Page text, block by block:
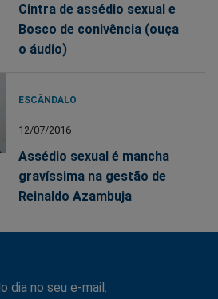
Cintra de assédio sexual e
Bosco de conivência (ouça
o áudio)
ESCÂNDALO
12/07/2016
Assédio sexual é mancha
gravíssima na gestão de
Reinaldo Azambuja
dia no seu e-mail.